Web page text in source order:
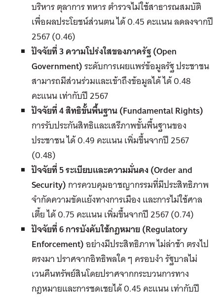
บริหาร ตุลาการ ทหาร ตำรวจไม่ใช้สาธารณสมบัติ
เพื่อผลประโยชน์ส่วนตน ได้ 0.45 คะแนน ลดลงจากปี
2567 (0.46)
ปัจจัยที่ 3 ความโปร่งใสของภาครัฐ(Open
Government)ระดับการเผยแพร่ข้อมูลรัฐ ประชาชน
สามารถมีส่วนร่วมและเข้าถึงข้อมูลได้ ได้ 0.48
คะแนน เท่ากับปี 2567
ปัจจัยที่ 4สิทธิขั้นพื้นฐาน (Fundamental Rights)
การรับประกันสิทธิและเสรีภาพขั้นพื้นฐานของ
ประชาชน ได้ 0.49 คะแนน เพิ่มขึ้นจากปี 2567
(0.48)
ปัจจัยที่ 5ระเบียบและความมั่นคง (Order and
Security)การควบคุมอาชญากรรมที่มีประสิทธิภาพ
จำกัดความขัดแย้งทางการเมือง และการไม่ใช้ศาล
เตี้ย ได้ 0.75 คะแนน เพิ่มขึ้นจากปี 2567 (0.74)
ปัจจัยที่ 6 การบังคับใช้กฎหมาย (Regulatory
Enforcement)อย่างมีประสิทธิภาพ ไม่ล่าช้า ตรงไป
ตรงมา ปราศจากอิทธิพลใด ๆ ครอบงำ รัฐบาลไม่
เวนคืนทรัพย์สินโดยปราศจากกระบวนการทาง
กฎหมายและการชดเชยได้ 0.45 คะแนน เท่ากับปี